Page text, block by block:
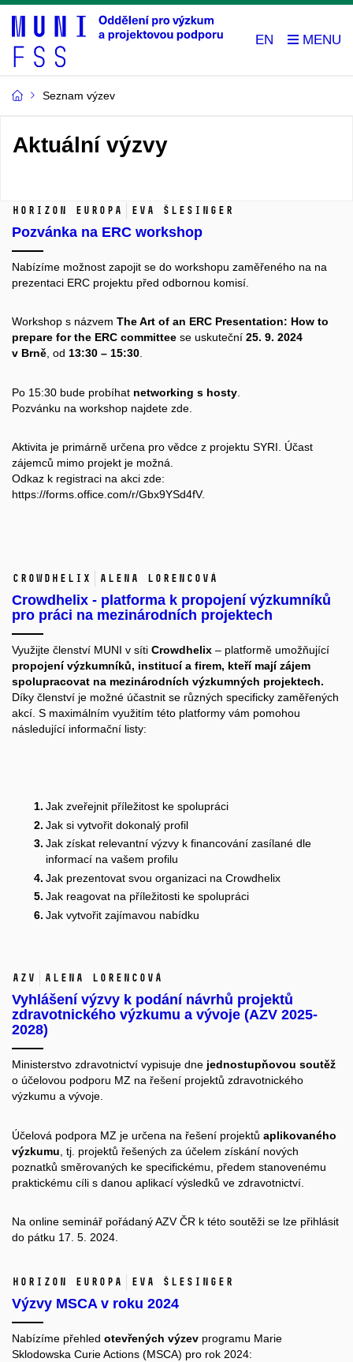
EN
Seznam výzev
Aktuální výzvy
Horizon Europa Eva Šlesinger
Pozvánka na ERC workshop
Nabízíme možnost zapojit se do workshopu zaměřeného na na
prezentaci ERC projektu před odbornou komisí.
Workshop s názvem The Art of an ERC Presentation: How to
prepare for the ERC committee se uskuteční 25. 9. 2024
v Brně, od 13:30 – 15:30.
Po 15:30 bude probíhat networking s hosty
Pozvánku na workshop najdete zde
Aktivita je primárně určena pro vědce z projektu SYRI. Účast
zájemců mimo projekt je možná.
Odkaz k registraci na akci zde:
https://forms.office.com/r/Gbx9YSd4fV.
Crowdhelix Alena Lorencová
Crowdhelix - platforma k propojení výzkumníků
pro práci na mezinárodních projektech
Využijte členství MUNI v síti Crowdhelix – platformě umožňující
propojení výzkumníků, institucí a firem, kteří mají zájem
spolupracovat na mezinárodních výzkumných projektech.
Díky členství je možné účastnit se různých specificky zaměřených
akcí. S maximálním využitím této platformy vám pomohou
následující informační listy:
Jak zveřejnit příležitost ke spolupráci
Jak si vytvořit dokonalý profil
Jak získat relevantní výzvy k financování zasílané dle
informací na vašem profilu
Jak prezentovat svou organizaci na Crowdhelix
Jak reagovat na příležitosti ke spolupráci
Jak vytvořit zajímavou nabídku
AZV Alena Lorencová
Vyhlášení výzvy k podání návrhů projektů
zdravotnického výzkumu a vývoje (AZV 2025-
2028)
Ministerstvo zdravotnictví vypisuje dne jednostupňovou soutěž
o účelovou podporu MZ na řešení projektů zdravotnického
výzkumu a vývoje.
Účelová podpora MZ je určena na řešení projektů aplikovaného
výzkumu , tj. projektů řešených za účelem získání nových
poznatků směrovaných ke specifickému, předem stanovenému
praktickému cíli s danou aplikací výsledků ve zdravotnictví.
Na online seminář pořádaný AZV ČR k této soutěži se lze přihlásit
do pátku 17. 5. 2024.
Horizon Europa Eva Šlesinger
Výzvy MSCA v roku 2024
Nabízíme přehled otevřených výzev programu Marie
Sklodowska Curie Actions (MSCA) pro rok 2024: